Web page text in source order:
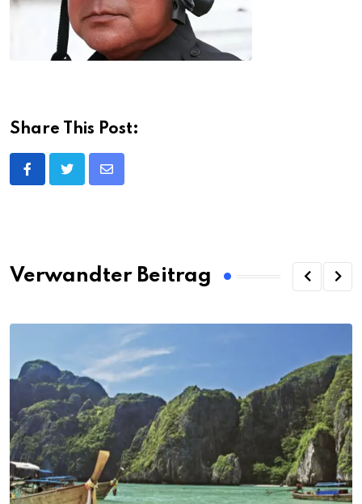
Share This Post:
Share
Verwandter Beitrag